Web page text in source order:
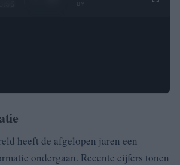
heeft de afgelopen jaren een
ondergaan. Recente cijfers tonen